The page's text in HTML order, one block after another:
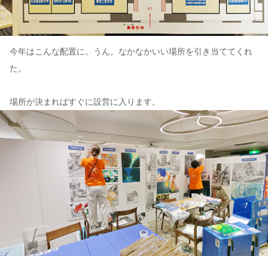
今年はこんな配置に。うん。なかなかいい場所を引き当ててくれ
た。
場所が決まればすぐに設営に入ります。